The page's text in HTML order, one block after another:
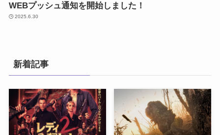
WEBプッシュ通知を開始しました！
2025.6.30
新着記事